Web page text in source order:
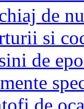
de
si
de
de